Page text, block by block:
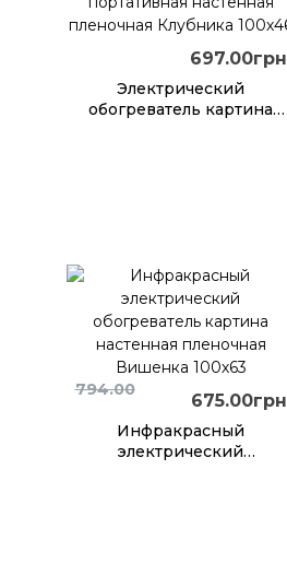
Электрический
обогреватель картина
697.00грн
Инфракрасный
электрический
675.00грн
794.00